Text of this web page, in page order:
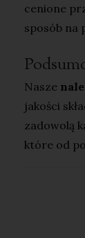
cenione
sposób na
Nasze
jakości
zadowolą
które od